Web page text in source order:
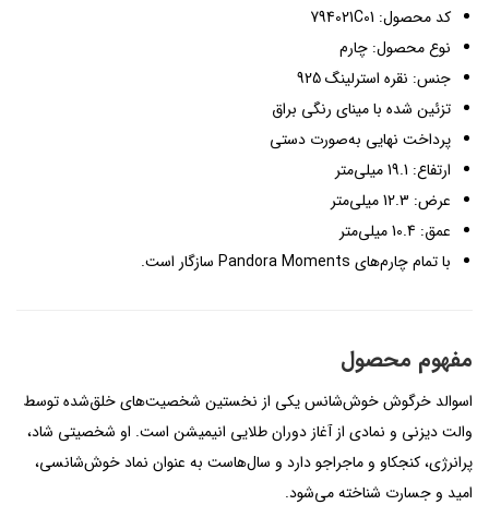
کد محصول: 794021C01
نوع محصول: چارم
جنس: نقره استرلینگ 925
تزئین شده با مینای رنگی براق
پرداخت نهایی به‌صورت دستی
ارتفاع: 19.1 میلی‌متر
عرض: 12.3 میلی‌متر
عمق: 10.4 میلی‌متر
با تمام چارم‌های Pandora Moments سازگار است.
مفهوم محصول
اسوالد خرگوش خوش‌شانس یکی از نخستین شخصیت‌های خلق‌شده توسط
والت دیزنی و نمادی از آغاز دوران طلایی انیمیشن است. او شخصیتی شاد،
پرانرژی، کنجکاو و ماجراجو دارد و سال‌هاست به عنوان نماد خوش‌شانسی،
امید و جسارت شناخته می‌شود.